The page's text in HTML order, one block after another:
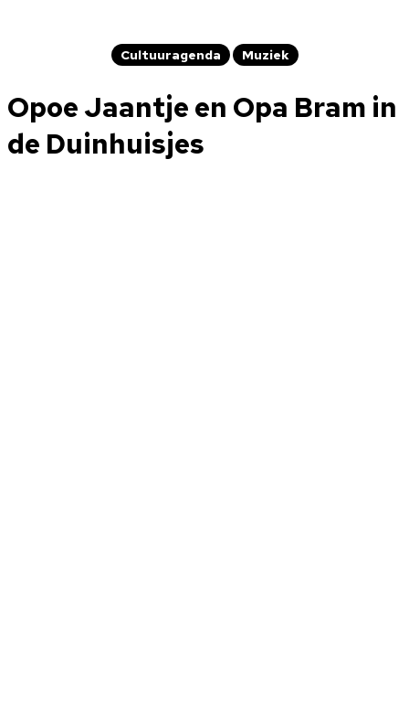
Cultuuragenda Muziek
Opoe Jaantje en Opa Bram in
de Duinhuisjes